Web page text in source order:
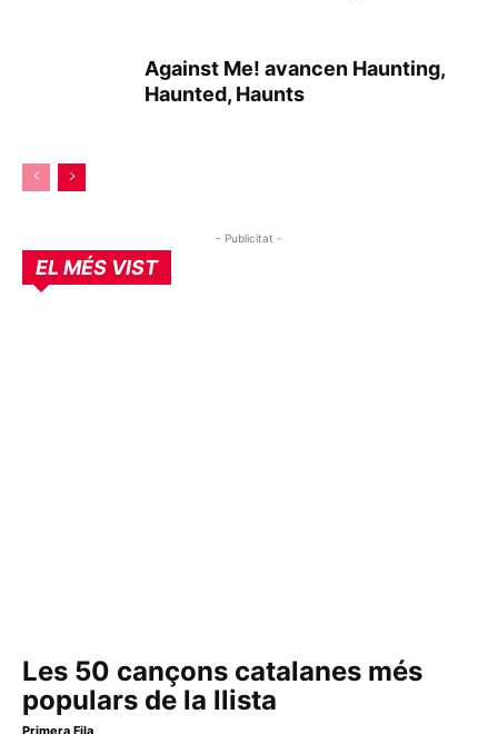
Against Me! avancen Haunting,
Haunted, Haunts
- Publicitat -
EL MÉS VIST
Les 50 cançons catalanes més
populars de la llista
Primera Fila